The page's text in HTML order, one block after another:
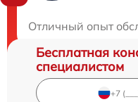
Отличный опыт
Бесплатная
специалистом